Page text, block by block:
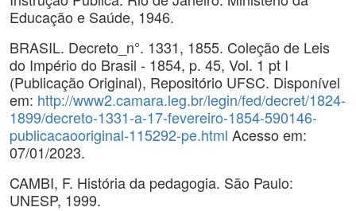
Educação e Saúde, 1946.
BRASIL. Decreto_n°. 1331, 1855. Coleção de Leis
do Império do Brasil - 1854, p. 45, Vol. 1 pt I
(Publicação Original), Repositório UFSC. Disponível
em: http://www2.camara.leg.br/legin/fed/decret/1824-
1899/decreto-1331-a-17-fevereiro-1854-590146-
publicacaooriginal-115292-pe.html Acesso em:
07/01/2023.
CAMBI, F. História da pedagogia. São Paulo:
UNESP, 1999.